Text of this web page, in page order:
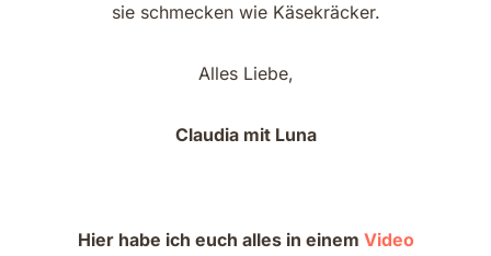
sie schmecken wie Käsekräcker.
Alles Liebe,
Claudia mit Luna
Hier habe ich euch alles in einem Video